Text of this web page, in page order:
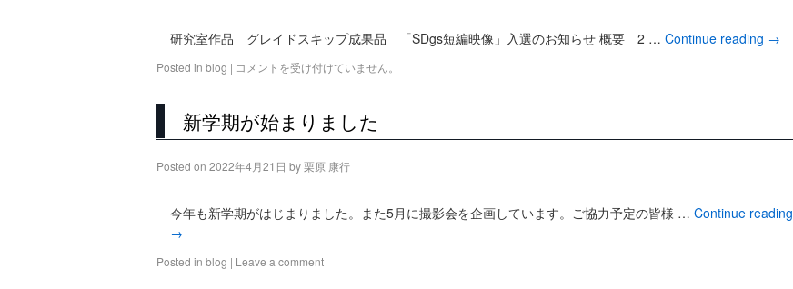
研究室作品 グレイドスキップ成果品 「SDgs短編映像」入選のお知らせ 概要 2 … Continue reading →
Posted in blog | コメントを受け付けていません。
新学期が始まりました
Posted on 2022年4月21日 by栗原 康行
今年も新学期がはじまりました。また5月に撮影会を企画しています。ご協力予定の皆様 … Continue reading
→
Posted in blog | Leave a comment